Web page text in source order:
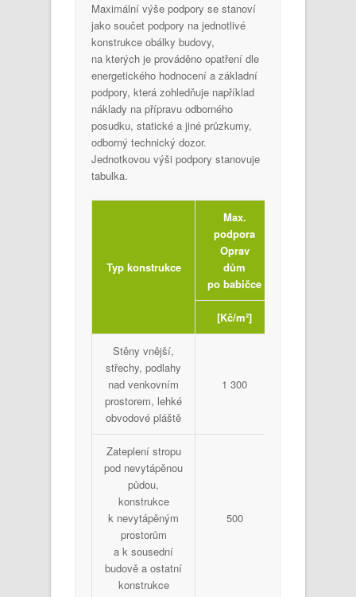
Maximální výše podpory se stanoví
jako součet podpory na jednotlivé
konstrukce obálky budovy,
na kterých je prováděno opatření dle
energetického hodnocení a základní
podpory, která zohledňuje například
náklady na přípravu odborného
posudku, statické a jiné průzkumy,
odborný technický dozor.
Jednotkovou výši podpory stanovuje
tabulka.
Typ konstrukce
Max.
podpora
Oprav
dům
po babičce
[Kč/m²]
Stěny vnější,
střechy, podlahy
nad venkovním
prostorem, lehké
obvodové pláště
1 300
Zateplení stropu
pod nevytápěnou
půdou,
konstrukce
k nevytápěným
prostorům
a k sousední
budově a ostatní
konstrukce
500